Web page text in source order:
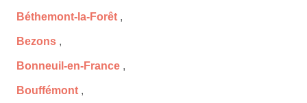
Béthemont-la-Forêt ,
Bezons ,
Bonneuil-en-France ,
Bouffémont ,